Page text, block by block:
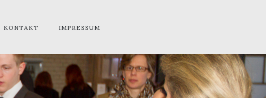
KONTAKT IMPRESSUM